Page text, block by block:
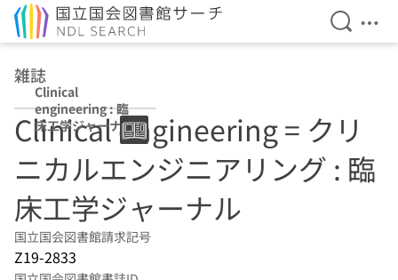
検索を
メ
雑誌
Clinical
engineering : 臨
床工学ジャーナル
Clinical engineering = クリ
ニカルエンジニアリング : 臨
床工学ジャーナル
国立国会図書館請求記号
Z19-2833